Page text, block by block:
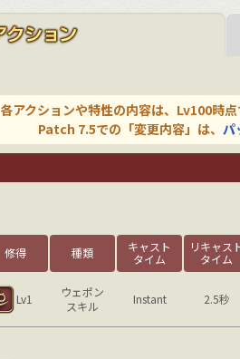
各アクションや特性の内容は、Lv100時
Patch 7.5での「変更内容」は、 パ
修得 種類
キャスト
タイム
リキャス
タイム
Lv1
ウェポン
スキル
Instant 2.5秒